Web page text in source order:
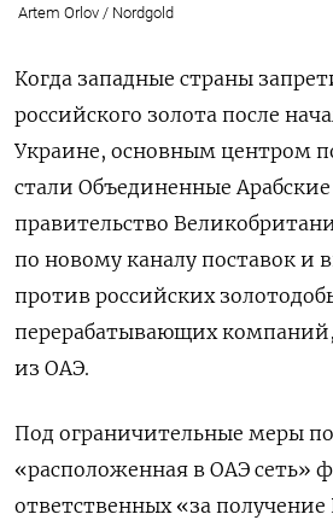
Artem Orlov / Nordgold
Когда западные страны
российского золота после
Украине, основным центром
стали Объединенные
правительство
по новому каналу поставок и
против российских
перерабатывающих
из ОАЭ.
Под ограничительные меры
«расположенная в ОАЭ сеть»
ответственных «за получение